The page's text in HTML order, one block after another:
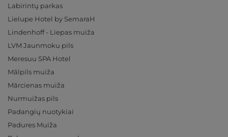
Labirintų parkas
Lielupe Hotel by SemaraH
Lindenhoff - Liepas muiža
LVM Jaunmoku pils
Meresuu SPA Hotel
Mālpils muiža
Mārcienas muiža
Nurmuižas pils
Padangių nuotykiai
Padures Muiža